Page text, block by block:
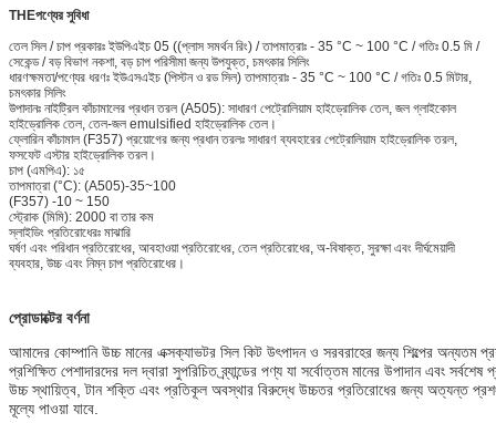
THEপণ্যের সুবিধা
তেল সিল / চাপ প্রকারঃ ইউপিএইচ 05 ((প্লাস সমর্থন রিং) / তাপমাত্রাঃ - 35 °C ~ 100 °C / গতিঃ 0.5 মি /
সেকেন্ড / বড় বিভাগ নকশা, বড় চাপ পরিসীমা জন্য উপযুক্ত, চমৎকার সিলিং
ধারণক্ষমতা/পণ্যের ধরণঃ ইউএসএইচ (পিস্টন ও রড সিল) তাপমাত্রাঃ - 35 °C ~ 100 °C / গতিঃ 0.5 মিটার,
চমৎকার সিলিং
উপাদানঃ নাইট্রিল কাঁচামালের প্রধান তরল (A505): সাধারণ পেট্রোলিয়াম হাইড্রোলিক তেল, জল গ্লাইকোল
হাইড্রোলিক তেল, তেল-জল emulsified হাইড্রোলিক তেল।
ফ্লোরিন কাঁচামাল (F357) প্রয়োগের জন্য প্রধান তরলঃ সাধারণ ব্যবহারের পেট্রোলিয়াম হাইড্রোলিক তরল,
ফসফেট এস্টার হাইড্রোলিক তরল।
চাপ (এমপিএ): ১৫
তাপমাত্রা (°C): (A505)-35~100
(F357) -10 ~ 150
স্ট্রোক (মিমি): 2000 বা তার কম
স্লাইডিং প্রতিরোধেরঃ মাঝারি
ঘর্ষণ এবং পরিধান প্রতিরোধের, আবহাওয়া প্রতিরোধের, তেল প্রতিরোধের, অ-বিষাক্ত, সুরক্ষা এবং দীর্ঘমেয়াদী
ব্যবহার, উচ্চ এবং নিম্ন চাপ প্রতিরোধের।
প্রোডাক্টের বর্ণনা
আমাদের কোম্পানি উচ্চ মানের এক্সক্যাভটর সিল কিট উৎপাদন ও সরবরাহের জন্য শিল্পের অন্যতম
প্রশিক্ষিত পেশাদারদের দল দ্বারা সুপরিচিত ব্র্যান্ডের পণ্য যা সর্বোত্তম মানের উপাদান এবং
উচ্চ স্থায়িত্ব, টান শক্তি এবং প্রতিকূল অবস্থার বিরুদ্ধে উচ্চতর প্রতিরোধের জন্য অত্যন্ত
মূল্যে পাওয়া যাবে.